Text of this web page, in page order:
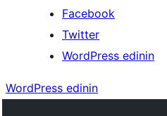
Facebook
Twitter
WordPress edinin
WordPress edinin